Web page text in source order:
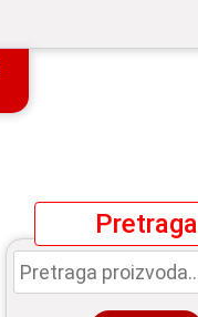
Pretraga
Pretraga
za: